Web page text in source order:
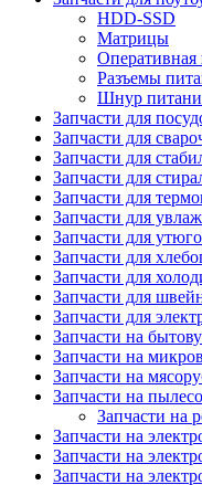
HDD-SSD
Матрицы
Оперативная
Разъемы
Шнур
Запчасти для
Запчасти для
Запчасти для
Запчасти для
Запчасти для
Запчасти для
Запчасти для
Запчасти для
Запчасти для
Запчасти для
Запчасти для
Запчасти на
Запчасти на
Запчасти на
Запчасти на
Запчасти на
Запчасти на
Запчасти на
Запчасти на